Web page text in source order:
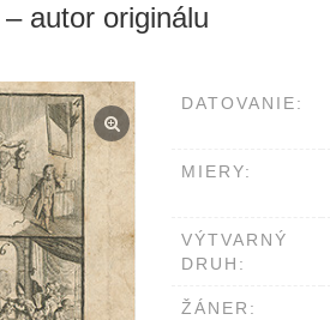
– autor originálu
DATOVANIE:
MIERY:
VÝTVARNÝ
DRUH:
ŽÁNER: